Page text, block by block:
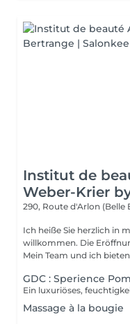
Institut de
Weber-Krier
290, Route d'Arlon (Belle
Ich heiße Sie herzlich in
willkommen. Die
Mein Team und ich
GDC : Sperience
Massage à la bougie